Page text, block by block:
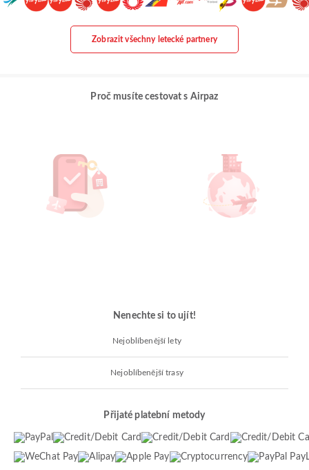
Zobrazit všechny letecké partnery
Proč musíte cestovat s Airpaz
Nenechte si to ujít!
Nejoblíbenější lety
Nejoblíbenější trasy
Přijaté platební metody